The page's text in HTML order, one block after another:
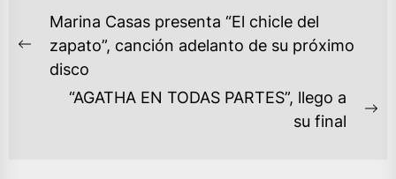
NAVEGACIÓN
DE
ENTRADAS
Previous
post:
Marina Casas presenta “El chicle del
zapato”, canción adelanto de su próximo
disco
“AGATHA EN TODAS PARTES”, llego a
su final